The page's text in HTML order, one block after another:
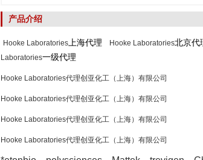
产品介绍
Hooke Laboratories上海代理 Hooke Laboratories北京代
Laboratories一级代理
Hooke Laboratories代理创亚化工（上海）有限公司
Hooke Laboratories代理创亚化工（上海）有限公司
Hooke Laboratories代理创亚化工（上海）有限公司
Hooke Laboratories代理创亚化工（上海）有限公司